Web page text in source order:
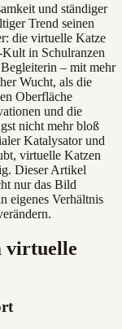
und ständiger
Trend seinen
die virtuelle Katze
Kult in Schulranzen
– mit mehr
Wucht, als die
Oberfläche
und die
nicht mehr bloß
Katalysator und
virtuelle Katzen
Dieser Artikel
nur das Bild
eigenes Verhältnis
virtuelle